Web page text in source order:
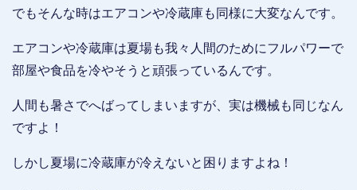
でもそんな時はエアコンや冷蔵庫も同様に大変なんです。
エアコンや冷蔵庫は夏場も我々人間のためにフルパワーで
部屋や食品を冷やそうと頑張っているんです。
人間も暑さでへばってしまいますが、実は機械も同じなん
ですよ！
しかし夏場に冷蔵庫が冷えないと困りますよね！